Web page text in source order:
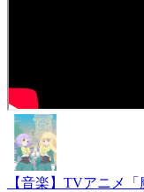
【音楽】TVアニメ